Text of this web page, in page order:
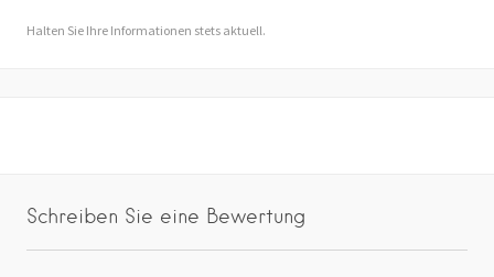
Halten Sie Ihre Informationen stets aktuell.
Schreiben Sie eine Bewertung